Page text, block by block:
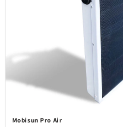
Mobisun Pro Air